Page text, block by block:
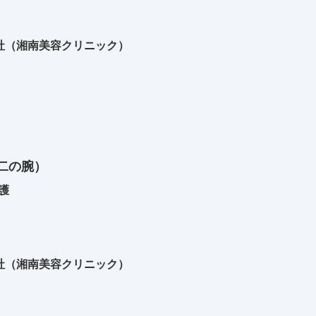
湘南美容クリニック）
の腕）
湘南美容クリニック）